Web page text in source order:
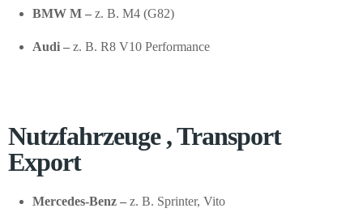
BMW M – z. B. M4 (G82)
Audi – z. B. R8 V10 Performance
Nutzfahrzeuge , Transport
Export
Mercedes-Benz – z. B. Sprinter, Vito